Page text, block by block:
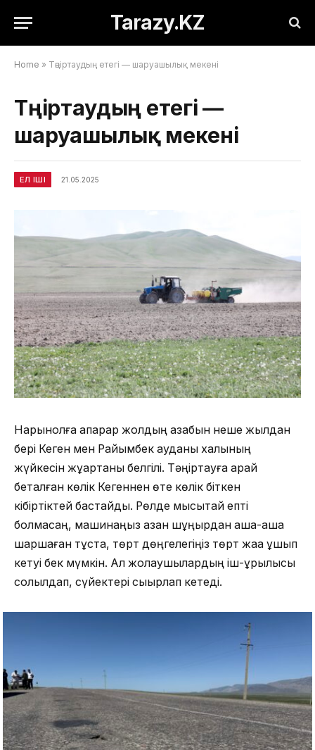
Tarazy.KZ
Home » Тәңіртаудың етегі — шаруашылық мекені
Тәңіртаудың етегі —
шаруашылық мекені
ЕЛ ІШІ 21.05.2025
Нарынқолға апарар жолдың азабын неше жылдан
бері Кеген мен Райымбек ауданы халқының
жүйкесін жұқартқаны белгілі. Тәңіртауға қарай
беталған көлік Кегеннен өте көлік біткен
кібіртіктей бастайды. Рөлде мысықтай епті
болмасаң, машинаңыз қазан шұңқырдан қаша-қаша
шаршаған тұста, төрт дөңгелегіңіз төрт жаққа ұшып
кетуі бек мүмкін. Ал жолаушылардың іш-құрылысы
солқылдап, сүйектері сықырлап кетеді.